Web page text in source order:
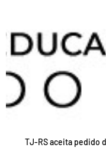
TJ-RS aceita pedido